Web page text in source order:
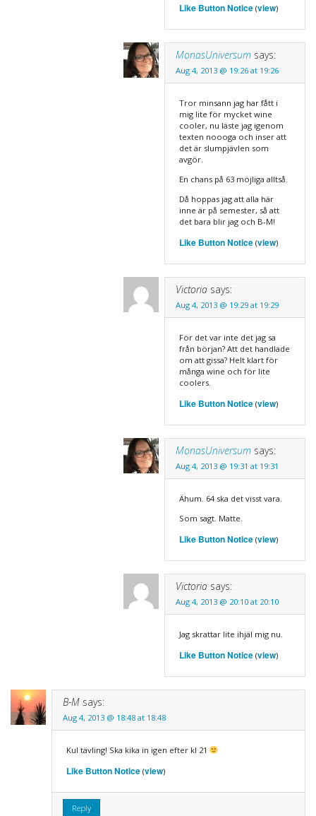
Like Button Notice(view)
MonasUniversum says:
Aug 4, 2013 @ 19:26 at 19:26
Tror minsann jag har fått i
mig lite för mycket wine
cooler, nu läste jag igenom
texten noooga och inser att
det är slumpjävlen som
avgör.
En chans på 63 möjliga alltså.
Då hoppas jag att alla här
inne är på semester, så att
det bara blir jag och B-M!
Like Button Notice(view)
Victoria says:
Aug 4, 2013 @ 19:29 at 19:29
För det var inte det jag sa
från början? Att det handlade
om att gissa? Helt klart för
många wine och för lite
coolers.
Like Button Notice(view)
MonasUniversum says:
Aug 4, 2013 @ 19:31 at 19:31
Ähum. 64 ska det visst vara.
Som sagt. Matte.
Like Button Notice(view)
Victoria says:
Aug 4, 2013 @ 20:10 at 20:10
Jag skrattar lite ihjäl mig nu.
Like Button Notice(view)
B-M says:
Aug 4, 2013 @ 18:48 at 18:48
Kul tävling! Ska kika in igen efter kl 21
Like Button Notice(view)
Reply